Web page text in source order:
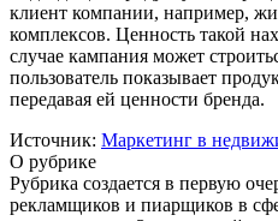
клиент компании, например,
комплексов. Ценность такой
случае кампания может
пользователь показывает
передавая ей ценности бренда.
Источник: Маркетинг в
О рубрике
Рубрика создается в первую
рекламщиков и пиарщиков в